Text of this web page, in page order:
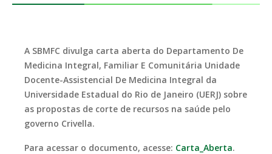
A SBMFC divulga carta aberta do Departamento De
Medicina Integral, Familiar E Comunitária Unidade
Docente-Assistencial De Medicina Integral da
Universidade Estadual do Rio de Janeiro (UERJ) sobre
as propostas de corte de recursos na saúde pelo
governo Crivella.
Para acessar o documento, acesse: Carta_Aberta.